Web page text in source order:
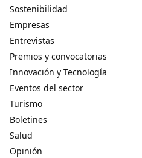
Sostenibilidad
Empresas
Entrevistas
Premios y convocatorias
Innovación y Tecnología
Eventos del sector
Turismo
Boletines
Salud
Opinión